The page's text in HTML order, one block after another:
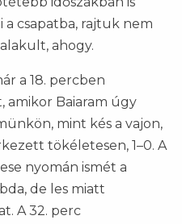
csapatba, rajtuk nem
ahogy.
a 18. percben
amikor Baiaram úgy
mint kés a vajon,
tökéletesen, 1–0. A
nyomán ismét a
de les miatt
A 32. perc